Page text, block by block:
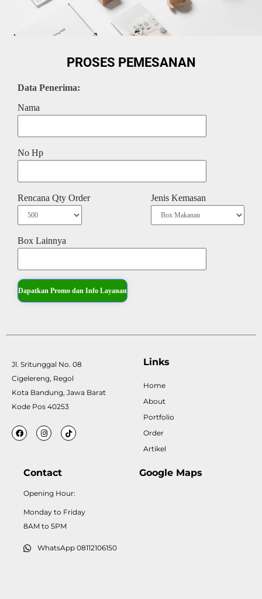
PROSES PEMESANAN
Data Penerima:
Nama
No Hp
Rencana Qty Order Jenis Kemasan
Box Lainnya
Jl. Sritunggal No. 08
Cigelereng, Regol
Kota Bandung, Jawa Barat
Kode Pos 40253
Links
Home
About
Portfolio
Order
Artikel
Contact
Opening Hour:
Monday to Friday
8AM to 5PM
WhatsApp 08112106150
Google Maps